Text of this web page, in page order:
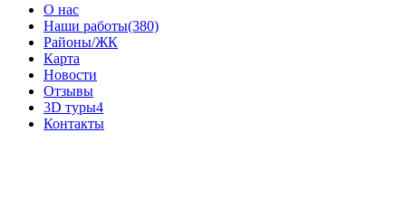
О нас
Наши работы(380)
Районы/ЖК
Карта
Новости
Отзывы
3D туры4
Контакты